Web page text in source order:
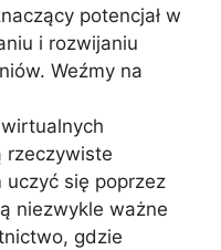
potencjał w
i rozwijaniu
Weźmy na
rzeczywiste
uczyć się poprzez
niezwykle ważne
gdzie